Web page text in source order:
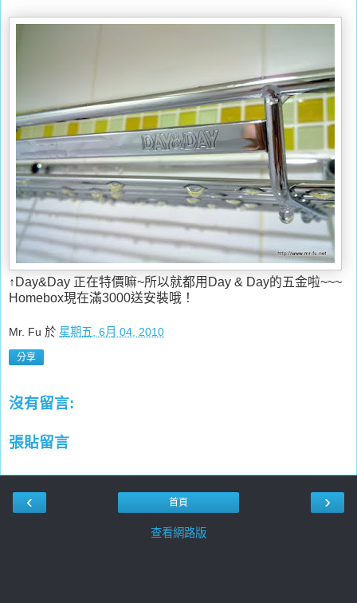
↑Day&Day 正在特價嘛~所以就都用Day & Day的五金啦~~~
Homebox現在滿3000送安裝哦！
Mr. Fu 於 星期五, 6月 04, 2010
分享
沒有留言:
張貼留言
‹ ›
首頁
查看網路版